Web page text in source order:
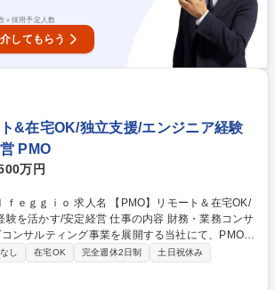
＝採用予定人数
してもらう
ト&在宅OK/独立支援/エンジニア経験
PMO
万円
PMO】リモート＆在宅OK/
経営 仕事の内容 財務・業務コンサ
ンサルティング事業を展開する当社にて、PMO補
ルタントのプロジェクトサポートを担当いただきま
ン■提案書作成■業務の可視化■製品の導入及び運
し 在宅OK 完全週休2日制
土日祝休み